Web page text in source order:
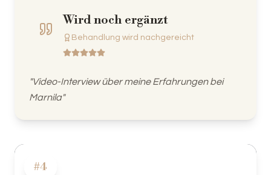
Wird noch ergänzt
Behandlung wird nachgereicht
"Video-Interview über meine Erfahrungen bei
Marnila"
#4